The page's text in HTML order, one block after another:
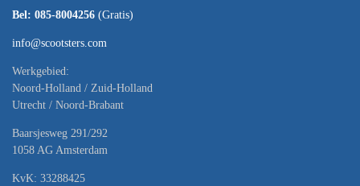
Bel: 085-8004256 (Gratis)
info@scootsters.com
Werkgebied:
Noord-Holland / Zuid-Holland
Utrecht / Noord-Brabant
Baarsjesweg 291/292
1058 AG Amsterdam
KvK: 33288425